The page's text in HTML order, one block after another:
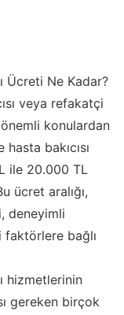
Ücreti Ne Kadar?
veya refakatçi
konulardan
bakıcısı
ile 20.000 TL
ücret aralığı,
deneyimli
bağlı
hizmetlerinin
gereken birçok